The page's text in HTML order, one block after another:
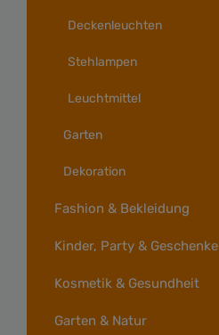
Deckenleuchten
Stehlampen
Leuchtmittel
Garten
Dekoration
Fashion & Bekleidung
Kinder, Party & Geschenke
Kosmetik & Gesundheit
Garten & Natur